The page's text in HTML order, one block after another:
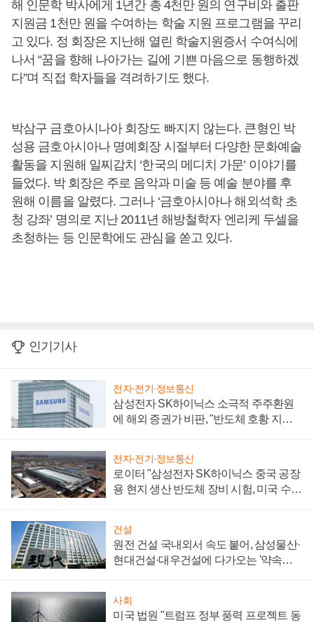
해 인문학 박사에게 1년간 총 4천만 원의 연구비와 출판
지원금 1천만 원을 수여하는 학술 지원 프로그램을 꾸리
고 있다. 정 회장은 지난해 열린 학술지원증서 수여식에
나서 “꿈을 향해 나아가는 길에 기쁜 마음으로 동행하겠
다”며 직접 학자들을 격려하기도 했다.
박삼구 금호아시나아 회장도 빠지지 않는다. 큰형인 박
성용 금호아시아나 명예회장 시절부터 다양한 문화예술
활동을 지원해 일찌감치 ‘한국의 메디치 가문’ 이야기를
들었다. 박 회장은 주로 음악과 미술 등 예술 분야를 후
원해 이름을 알렸다. 그러나 ‘금호아시아나 해외석학 초
청 강좌’ 명의로 지난 2011년 해방철학자 엔리케 두셀을
초청하는 등 인문학에도 관심을 쏟고 있다.
인기기사
전자·전기·정보통신
삼성전자 SK하이닉스 소극적 주주환원
에 해외 증권가 비판, "반도체 호황 지속
전자·전기·정보통신
로이터 "삼성전자 SK하이닉스 중국 공장
용 현지 생산 반도체 장비 시험, 미국 수출
건설
원전 건설 국내외서 속도 붙어, 삼성물산·
현대건설·대우건설에 다가오는 '약속의
사회
미국 법원 "트럼프 정부 풍력 프로젝트 동